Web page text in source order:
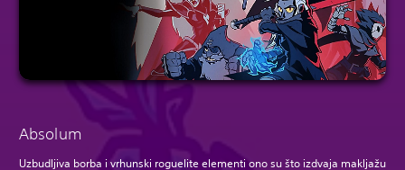
Absolum
Uzbudljiva borba i vrhunski roguelite elementi ono su što izdvaja makljažu